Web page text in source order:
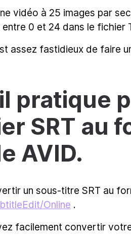
vidéo à 25 images par
0 et 24 dans le fichier
assez fastidieux de faire
pratique
SRT au
AVID.
un sous-titre SRT au
Online .
facilement convertir